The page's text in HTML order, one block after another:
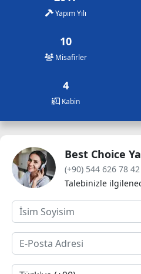
Yapım Yılı
10
Misafirler
4
Kabin
Best Choice
(+90) 544 626 78 42
Talebinizle